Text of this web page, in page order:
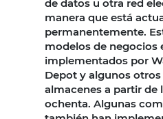
de datos u otra red
manera que está
permanentemente.
modelos de negocios
implementados por
Depot y algunos
almacenes a partir de
ochenta. Algunas